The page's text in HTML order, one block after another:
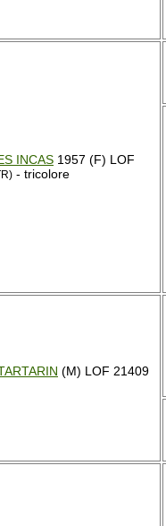
INCAS 1957 (F) LOF
- tricolore
(M) LOF 21409